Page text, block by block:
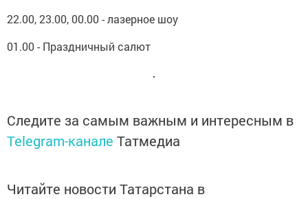
22.00, 23.00, 00.00 - лазерное шоу
01.00 - Праздничный салют
Следите за самым важным и интересным в
Telegram-канале Татмедиа
Читайте новости Татарстана в